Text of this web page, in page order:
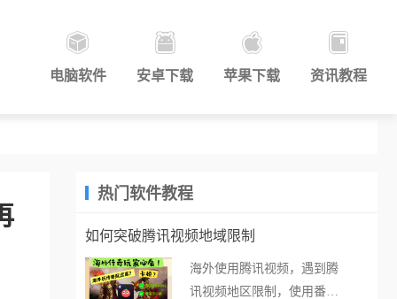
电脑软件 安卓下载 苹果下载 资讯教程
热门软件教程
如何突破腾讯视频地域限制
海外使用腾讯视频，遇到腾
讯视频地区限制，使用番茄